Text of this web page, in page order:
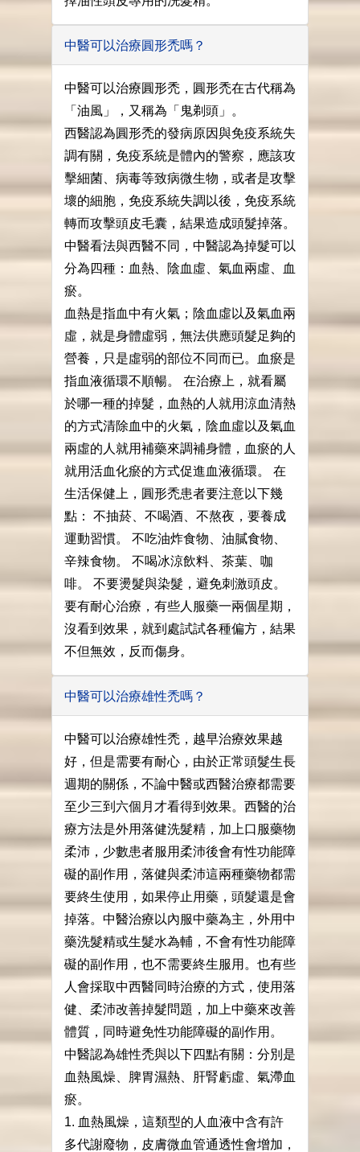
中醫可以治療圓形禿嗎？
中醫可以治療圓形禿，圓形禿在古代稱為
「油風」，又稱為「鬼剃頭」。
西醫認為圓形禿的發病原因與免疫系統失
調有關，免疫系統是體內的警察，應該攻
擊細菌、病毒等致病微生物，或者是攻擊
壞的細胞，免疫系統失調以後，免疫系統
轉而攻擊頭皮毛囊，結果造成頭髮掉落。
中醫看法與西醫不同，中醫認為掉髮可以
分為四種：血熱、陰血虛、氣血兩虛、血
瘀。
血熱是指血中有火氣；陰血虛以及氣血兩
虛，就是身體虛弱，無法供應頭髮足夠的
營養，只是虛弱的部位不同而已。血瘀是
指血液循環不順暢。 在治療上，就看屬
於哪一種的掉髮，血熱的人就用涼血清熱
的方式清除血中的火氣，陰血虛以及氣血
兩虛的人就用補藥來調補身體，血瘀的人
就用活血化瘀的方式促進血液循環。 在
生活保健上，圓形禿患者要注意以下幾
點： 不抽菸、不喝酒、不熬夜，要養成
運動習慣。 不吃油炸食物、油膩食物、
辛辣食物。 不喝冰涼飲料、茶葉、咖
啡。 不要燙髮與染髮，避免刺激頭皮。
要有耐心治療，有些人服藥一兩個星期，
沒看到效果，就到處試試各種偏方，結果
不但無效，反而傷身。
中醫可以治療雄性禿嗎？
中醫可以治療雄性禿，越早治療效果越
好，但是需要有耐心，由於正常頭髮生長
週期的關係，不論中醫或西醫治療都需要
至少三到六個月才看得到效果。西醫的治
療方法是外用落健洗髮精，加上口服藥物
柔沛，少數患者服用柔沛後會有性功能障
礙的副作用，落健與柔沛這兩種藥物都需
要終生使用，如果停止用藥，頭髮還是會
掉落。中醫治療以內服中藥為主，外用中
藥洗髮精或生髮水為輔，不會有性功能障
礙的副作用，也不需要終生服用。也有些
人會採取中西醫同時治療的方式，使用落
健、柔沛改善掉髮問題，加上中藥來改善
體質，同時避免性功能障礙的副作用。
中醫認為雄性禿與以下四點有關：分別是
血熱風燥、脾胃濕熱、肝腎虧虛、氣滯血
瘀。
1. 血熱風燥，這類型的人血液中含有許
多代謝廢物，皮膚微血管通透性會增加，